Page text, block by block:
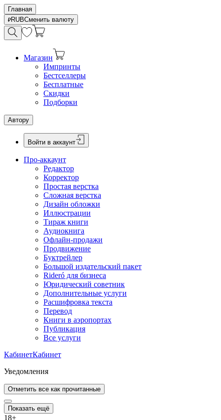
Главная
RUBСменить валюту
Магазин
Импринты
Бестселлеры
Бесплатные
Скидки
Подборки
Автору
Войти в аккаунт
Про-аккаунт
Редактор
Корректор
Простая верстка
Сложная верстка
Дизайн обложки
Иллюстрации
Тираж книги
Аудиокнига
Офлайн-продажи
Продвижение
Буктрейлер
Большой издательский пакет
Rideró для бизнеса
Юридический советник
Дополнительные услуги
Расшифровка текста
Перевод
Книги в аэропортах
Публикация
Все услуги
КабинетКабинет
Уведомления
Отметить все как прочитанные
Показать ещё
18+